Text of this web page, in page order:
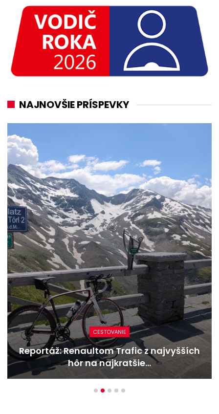
NAJNOVŠIE PRÍSPEVKY
NOVINKY
Nový Mercedes-Benz GLA mieša gény
bestselleru s elektrinou